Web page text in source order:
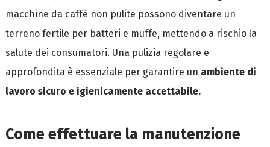
macchine da caffè non pulite possono diventare un
terreno fertile per batteri e muffe, mettendo a rischio la
salute dei consumatori. Una pulizia regolare e
approfondita è essenziale per garantire un ambiente di
lavoro sicuro e igienicamente accettabile.
Come effettuare la manutenzione